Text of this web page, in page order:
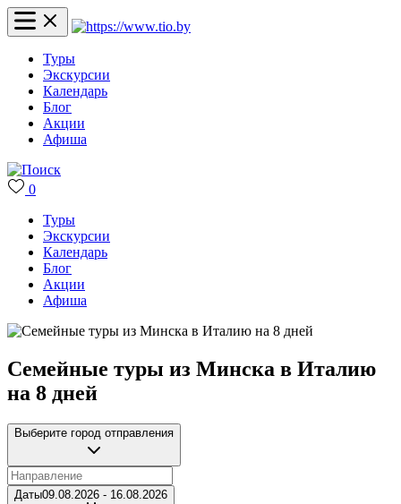
Туры
Экскурсии
Календарь
Блог
Акции
Афиша
0
Туры
Экскурсии
Календарь
Блог
Акции
Афиша
Семейные туры из Минска в Италию
на 8 дней
Выберите город отправления
Даты09.08.2026 - 16.08.2026